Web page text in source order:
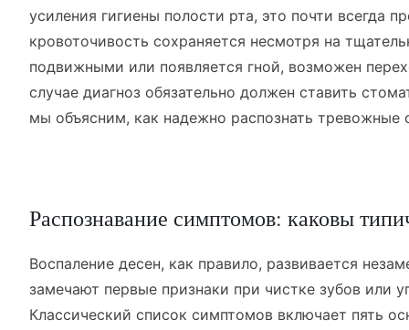
усиления гигиены полости рта, это почти всегда
кровоточивость сохраняется несмотря на
подвижными или появляется гной, возможен
случае диагноз обязательно должен ставить
мы объясним, как надежно распознать тревожные
Распознавание симптомов: каковы
Воспаление десен, как правило, развивается
замечают первые признаки при чистке зубов или
Классический список симптомов включает пять